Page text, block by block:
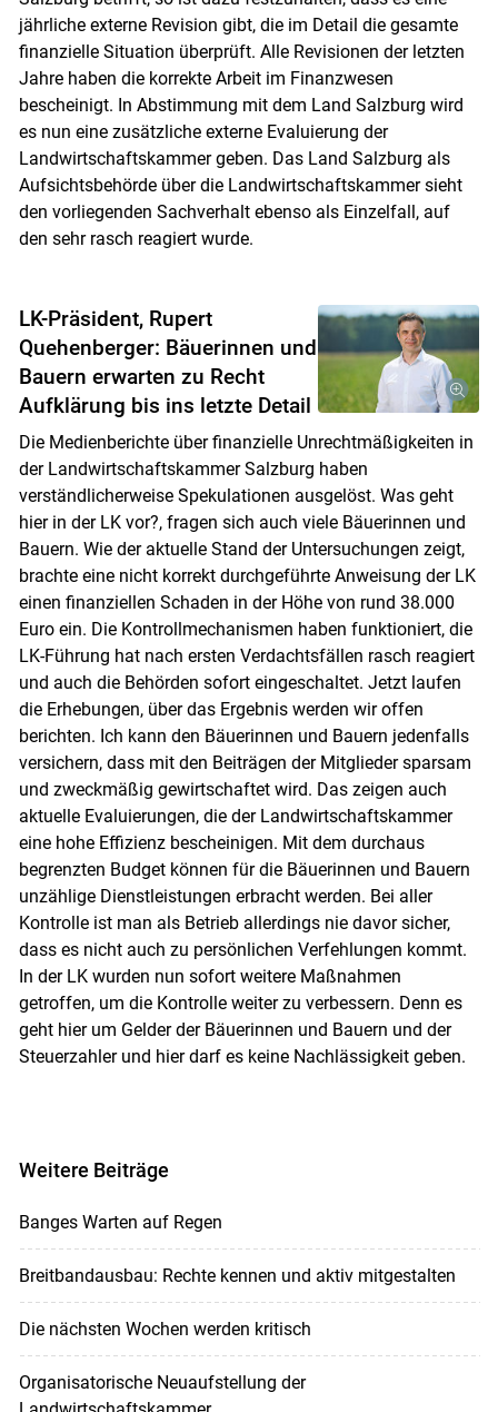
jährliche externe Revision gibt, die im Detail die gesamte
finanzielle Situation überprüft. Alle Revisionen der letzten
Jahre haben die korrekte Arbeit im Finanzwesen
bescheinigt. In Abstimmung mit dem Land Salzburg wird
es nun eine zusätzliche externe Evaluierung der
Landwirtschaftskammer geben. Das Land Salzburg als
Aufsichtsbehörde über die Landwirtschaftskammer sieht
den vorliegenden Sachverhalt ebenso als Einzelfall, auf
den sehr rasch reagiert wurde.
LK-Präsident, Rupert
Quehenberger: Bäuerinnen und
Bauern erwarten zu Recht
Aufklärung bis ins letzte Detail
Die Medienberichte über finanzielle Unrechtmäßigkeiten in
der Landwirtschaftskammer Salzburg haben
verständlicherweise Spekulationen ausgelöst. Was geht
hier in der LK vor?, fragen sich auch viele Bäuerinnen und
Bauern. Wie der aktuelle Stand der Untersuchungen zeigt,
brachte eine nicht korrekt durchgeführte Anweisung der LK
einen finanziellen Schaden in der Höhe von rund 38.000
Euro ein. Die Kontrollmechanismen haben funktioniert, die
LK-Führung hat nach ersten Verdachtsfällen rasch reagiert
und auch die Behörden sofort eingeschaltet. Jetzt laufen
die Erhebungen, über das Ergebnis werden wir offen
berichten. Ich kann den Bäuerinnen und Bauern jedenfalls
versichern, dass mit den Beiträgen der Mitglieder sparsam
und zweckmäßig gewirtschaftet wird. Das zeigen auch
aktuelle Evaluierungen, die der Landwirtschaftskammer
eine hohe Effizienz bescheinigen. Mit dem durchaus
begrenzten Budget können für die Bäuerinnen und Bauern
unzählige Dienstleistungen erbracht werden. Bei aller
Kontrolle ist man als Betrieb allerdings nie davor sicher,
dass es nicht auch zu persönlichen Verfehlungen kommt.
In der LK wurden nun sofort weitere Maßnahmen
getroffen, um die Kontrolle weiter zu verbessern. Denn es
geht hier um Gelder der Bäuerinnen und Bauern und der
Steuerzahler und hier darf es keine Nachlässigkeit geben.
Weitere Beiträge
Banges Warten auf Regen
Breitbandausbau: Rechte kennen und aktiv mitgestalten
Die nächsten Wochen werden kritisch
Organisatorische Neuaufstellung der